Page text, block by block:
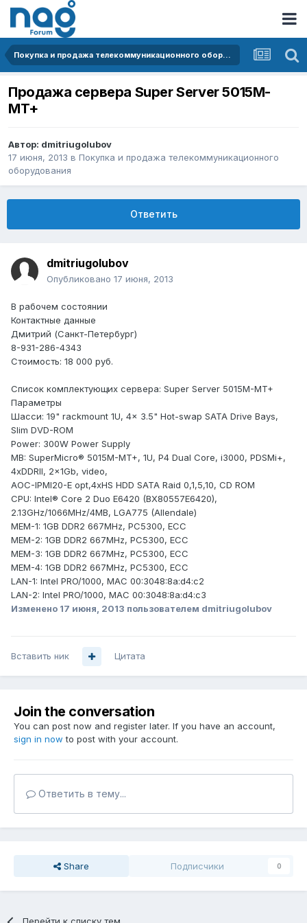
Покупка и продажа телекоммуникационного оборудования
Продажа сервера Super Server 5015M-
MT+
Автор: dmitriugolubov
17 июня, 2013 в Покупка и продажа телекоммуникационного
оборудования
Ответить
dmitriugolubov
Опубликовано 17 июня, 2013
В рабочем состоянии
Контактные данные
Дмитрий (Санкт-Петербург)
8-931-286-4343
Стоимость: 18 000 руб.
Список комплектующих сервера: Super Server 5015M-MT+
Параметры
Шасси: 19" rackmount 1U, 4x 3.5" Hot-swap SATA Drive Bays,
Slim DVD-ROM
Power: 300W Power Supply
MB: SuperMicro® 5015M-MT+, 1U, P4 Dual Core, i3000, PDSMi+,
4xDDRII, 2x1Gb, video,
AOC-IPMI20-E opt,4xHS HDD SATA Raid 0,1,5,10, CD ROM
CPU: Intel® Core 2 Duo E6420 (BX80557E6420),
2.13GHz/1066MHz/4MB, LGA775 (Allendale)
MEM-1: 1GB DDR2 667MHz, PC5300, ECC
MEM-2: 1GB DDR2 667MHz, PC5300, ECC
MEM-3: 1GB DDR2 667MHz, PC5300, ECC
MEM-4: 1GB DDR2 667MHz, PC5300, ECC
LAN-1: Intel PRO/1000, MAC 00:3048:8a:d4:c2
LAN-2: Intel PRO/1000, MAC 00:3048:8a:d4:c3
Изменено 17 июня, 2013 пользователем dmitriugolubov
Вставить ник Цитата
Join the conversation
You can post now and register later. If you have an account,
sign in now to post with your account.
Ответить в тему...
Share Подписчики 0